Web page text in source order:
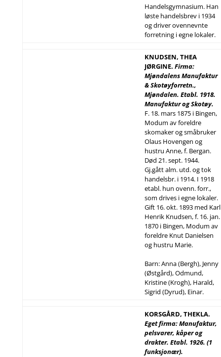
Handelsgymnasium. Han
løste handelsbrev i 1934
og driver ovennevnte
forretning i egne lokaler.
KNUDSEN, THEA
JØRGINE. Firma:
Mjøndalens Manufaktur
& Skotøyforretn.,
Mjøndalen. Etabl. 1918.
Manufaktur og Skotøy.
F. 18. mars 1875 i Bingen,
Modum av foreldre
skomaker og småbruker
Olaus Hovengen og
hustru Anne, f. Bergan.
Død 21. sept. 1944.
Gj.gått alm. utd. og tok
handelsbr. i 1914. I 1918
etabl. hun ovenn. forr.,
som drives i egne lokaler.
Gift 16. okt. 1893 med Karl
Henrik Knudsen, f. 16. jan.
1870 i Bingen, Modum av
foreldre Knut Danielsen
og hustru Marie.
Barn: Anna (Bergh), Jenny
(Østgård), Odmund,
Kristine (Krogh), Harald,
Sigrid (Dyrud), Einar.
KORSGÅRD, THEKLA.
Eget firma: Manufaktur,
pelsvarer, kåper og
drakter. Etabl. 1926. (1
funksjonær).